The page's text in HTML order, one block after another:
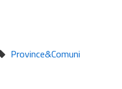
Province&Comuni